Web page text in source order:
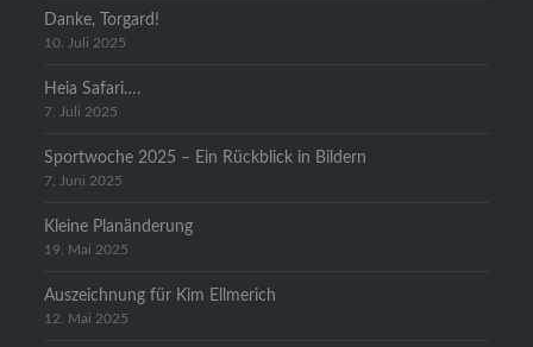
Danke, Torgard!
10. Juli 2025
Heia Safari….
7. Juli 2025
Sportwoche 2025 – Ein Rückblick in Bildern
7. Juni 2025
Kleine Planänderung
19. Mai 2025
Auszeichnung für Kim Ellmerich
12. Mai 2025